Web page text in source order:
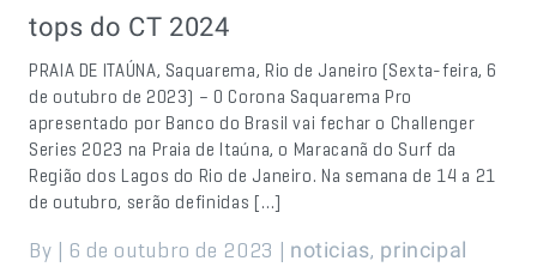
tops do CT 2024
PRAIA DE ITAÚNA, Saquarema, Rio de Janeiro (Sexta-feira, 6
de outubro de 2023) – O Corona Saquarema Pro
apresentado por Banco do Brasil vai fechar o Challenger
Series 2023 na Praia de Itaúna, o Maracanã do Surf da
Região dos Lagos do Rio de Janeiro. Na semana de 14 a 21
de outubro, serão definidas […]
By | 6 de outubro de 2023 | noticias, principal